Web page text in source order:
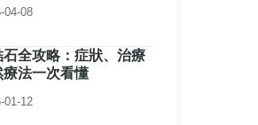
08
石全攻略：症狀、治療
療法一次看懂
12